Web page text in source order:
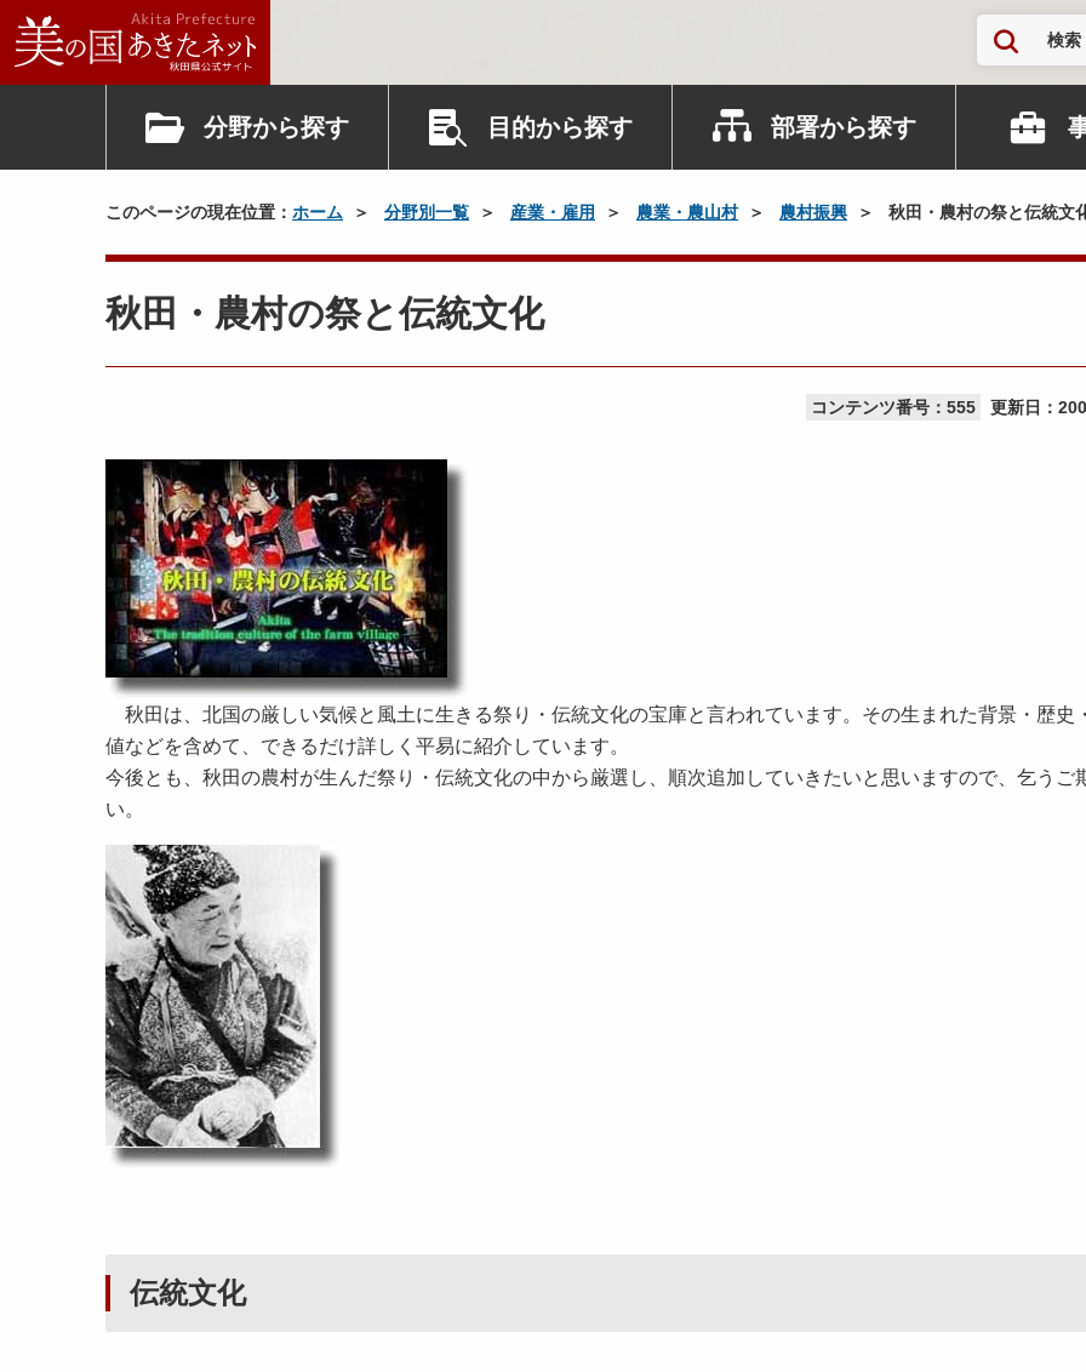
検索
分野から探す 目的から探す 部署から探す
このページの現在位置： ホーム 分野別一覧 産業・雇用 農業・農山村 農村振興 秋田・農村の祭と伝統文
秋田・農村の祭と伝統文化
コンテンツ番号：555 更新日：
秋田は、北国の厳しい気候と風土に生きる祭り・伝統文化の宝庫と言われています。その生まれた背景・歴史
値などを含めて、できるだけ詳しく平易に紹介しています。
今後とも、秋田の農村が生んだ祭り・伝統文化の中から厳選し、順次追加していきたいと思いますので、乞うご
い。
伝統文化